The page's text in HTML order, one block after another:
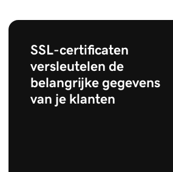
SSL-certificaten
versleutelen de
belangrijke gegevens
van je klanten